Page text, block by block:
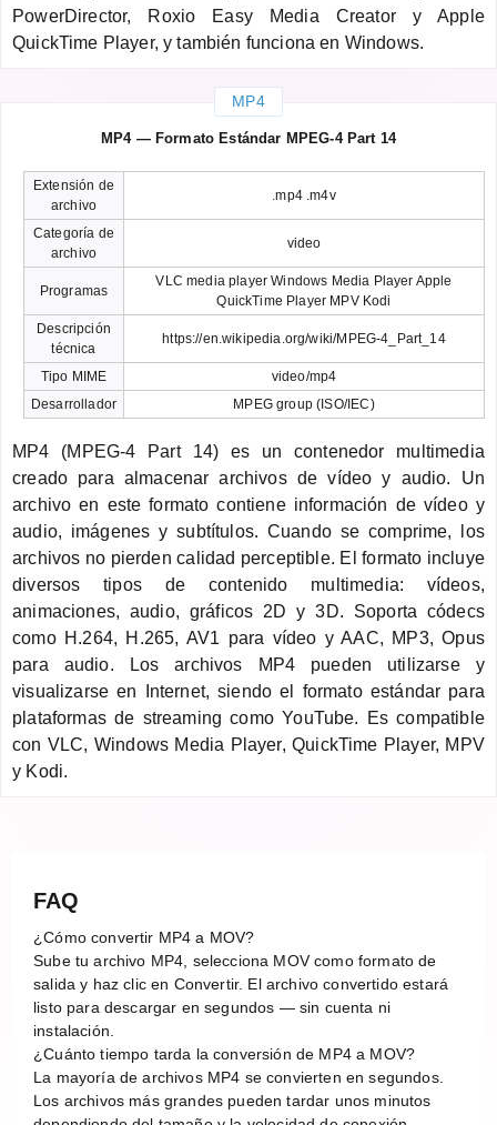
PowerDirector, Roxio Easy Media Creator y Apple
QuickTime Player, y también funciona en Windows.
MP4
MP4 — Formato Estándar MPEG-4 Part 14
Extensión de
archivo
.mp4 .m4v
Categoría de
archivo
video
Programas
VLC media player Windows Media Player Apple
QuickTime Player MPV Kodi
Descripción
técnica
https://en.wikipedia.org/wiki/MPEG-4_Part_14
Tipo MIME
video/mp4
Desarrollador
MPEG group (ISO/IEC)
MP4 (MPEG-4 Part 14) es un contenedor multimedia
creado para almacenar archivos de vídeo y audio. Un
archivo en este formato contiene información de vídeo y
audio, imágenes y subtítulos. Cuando se comprime, los
archivos no pierden calidad perceptible. El formato incluye
diversos tipos de contenido multimedia: vídeos,
animaciones, audio, gráficos 2D y 3D. Soporta códecs
como H.264, H.265, AV1 para vídeo y AAC, MP3, Opus
para audio. Los archivos MP4 pueden utilizarse y
visualizarse en Internet, siendo el formato estándar para
plataformas de streaming como YouTube. Es compatible
con VLC, Windows Media Player, QuickTime Player, MPV
y Kodi.
FAQ
¿Cómo convertir MP4 a MOV?
Sube tu archivo MP4, selecciona MOV como formato de
salida y haz clic en Convertir. El archivo convertido estará
listo para descargar en segundos — sin cuenta ni
instalación.
¿Cuánto tiempo tarda la conversión de MP4 a MOV?
La mayoría de archivos MP4 se convierten en segundos.
Los archivos más grandes pueden tardar unos minutos